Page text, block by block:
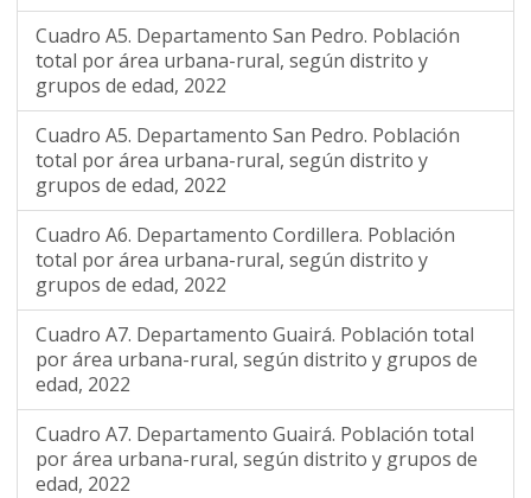
Cuadro A5. Departamento San Pedro. Población
total por área urbana-rural, según distrito y
grupos de edad, 2022
Cuadro A5. Departamento San Pedro. Población
total por área urbana-rural, según distrito y
grupos de edad, 2022
Cuadro A6. Departamento Cordillera. Población
total por área urbana-rural, según distrito y
grupos de edad, 2022
Cuadro A7. Departamento Guairá. Población total
por área urbana-rural, según distrito y grupos de
edad, 2022
Cuadro A7. Departamento Guairá. Población total
por área urbana-rural, según distrito y grupos de
edad, 2022